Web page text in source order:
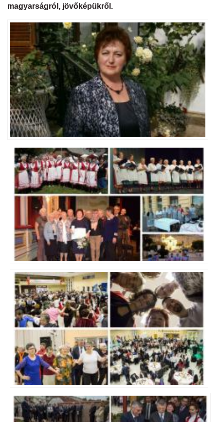
magyarságról, jövőképükről.